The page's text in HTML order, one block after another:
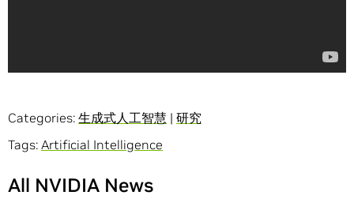
Categories: 生成式人工智慧 | 研究
Tags: Artificial Intelligence
All NVIDIA News